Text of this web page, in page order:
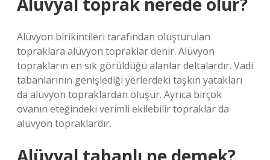
Alüvyon birikintileri tarafından oluşturulan
topraklara alüvyon topraklar denir. Alüvyon
toprakların en sık görüldüğü alanlar deltalardır. Vadi
tabanlarının genişlediği yerlerdeki taşkın yatakları
da alüvyon topraklardan oluşur. Ayrıca birçok
ovanın eteğindeki verimli ekilebilir topraklar da
alüvyon topraklardır.